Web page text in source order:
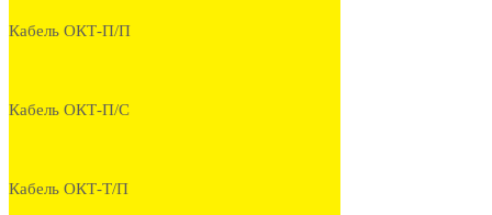
Кабель ОКТ-П/П
Кабель ОКТ-П/С
Кабель ОКТ-Т/П